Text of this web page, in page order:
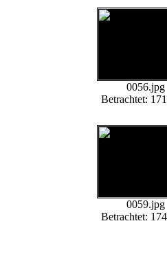
0056.jpg
Betrachtet:
0059.jpg
Betrachtet: